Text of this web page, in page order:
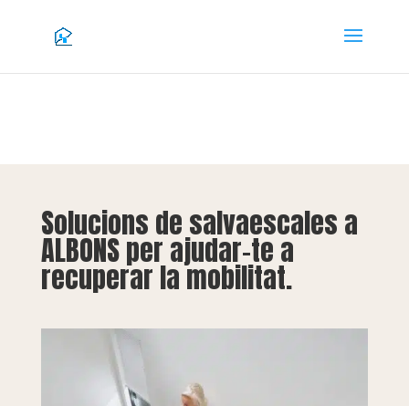
Solucions de salvaescales a
ALBONS per ajudar-te a
recuperar la mobilitat.